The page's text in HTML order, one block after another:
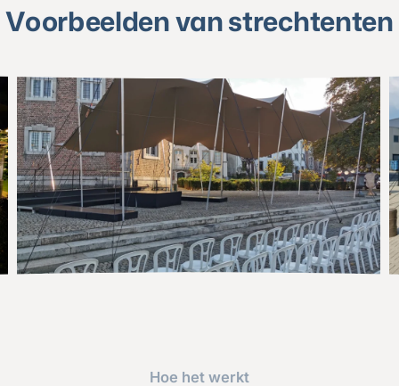
Voorbeelden van strechtenten
Hoe het werkt